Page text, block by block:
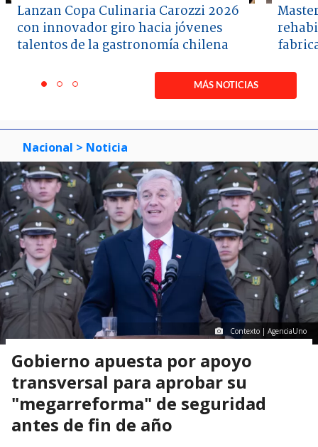
Lanzan Copa Culinaria Carozzi 2026
con innovador giro hacia jóvenes
talentos de la gastronomía chilena
itemitemitem
MÁS NOTICIAS
Nacional > Noticia
Contexto | AgenciaUno
Gobierno apuesta por apoyo
transversal para aprobar su
"megarreforma" de seguridad
antes de fin de año